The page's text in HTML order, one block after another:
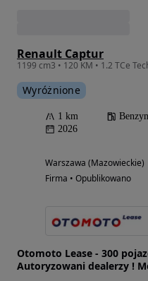
Renault Captur
1199 cm3 • 120 KM • 1.2 TCe
Wyróżnione
1 km
2026
Warszawa (Mazowieckie)
Firma • Opublikowano
Otomoto Lease - 300
Autoryzowani dealerzy !